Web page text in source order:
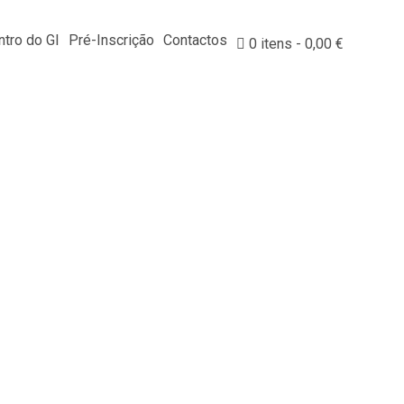
do GI Pré-Inscrição Contactos 0 itens 0,00 €